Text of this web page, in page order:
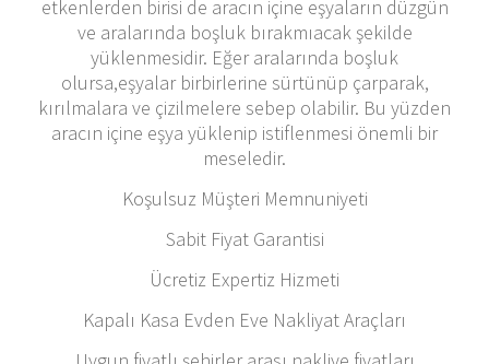
etkenlerden birisi de aracın içine eşyaların düzgün
ve aralarında boşluk bırakmıacak şekilde
yüklenmesidir. Eğer aralarında boşluk
olursa,eşyalar birbirlerine sürtünüp çarparak,
kırılmalara ve çizilmelere sebep olabilir. Bu yüzden
aracın içine eşya yüklenip istiflenmesi önemli bir
meseledir.
Koşulsuz Müşteri Memnuniyeti
Sabit Fiyat Garantisi
Ücretiz Expertiz Hizmeti
Kapalı Kasa Evden Eve Nakliyat Araçları